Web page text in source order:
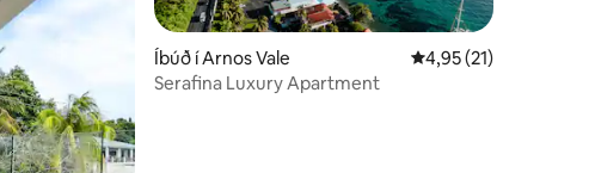
Íbúð í Arnos Vale 4,95 af 5 í
4,95 (21)
Serafina Luxury Apartment